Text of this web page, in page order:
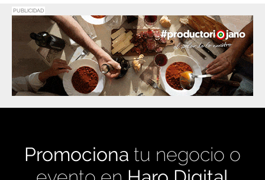
PUBLICIDAD
Promociona tu negocio o